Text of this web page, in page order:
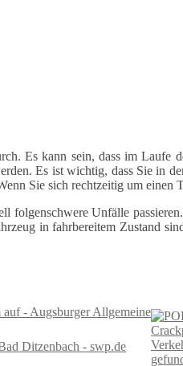
Es kann sein, dass im Laufe
Es ist wichtig, dass Sie in
Sie sich rechtzeitig um einen
folgenschwere Unfälle
in fahrbereitem Zustand
- Augsburger Allgemeine
Ditzenbach - swp.de